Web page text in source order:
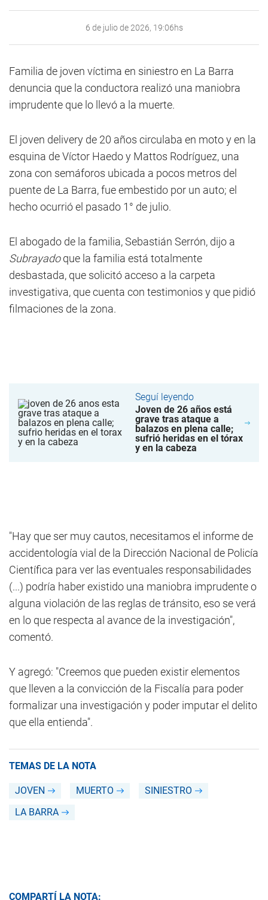
6 de julio de 2026, 19:06hs
Familia de joven víctima en siniestro en La Barra
denuncia que la conductora realizó una maniobra
imprudente que lo llevó a la muerte.
El joven delivery de 20 años circulaba en moto y en la
esquina de Víctor Haedo y Mattos Rodríguez, una
zona con semáforos ubicada a pocos metros del
puente de La Barra, fue embestido por un auto; el
hecho ocurrió el pasado 1° de julio.
El abogado de la familia, Sebastián Serrón, dijo a
Subrayadoque la familia está totalmente
desbastada, que solicitó acceso a la carpeta
investigativa, que cuenta con testimonios y que pidió
filmaciones de la zona.
Seguí leyendo
Joven de 26 años está
grave tras ataque a
balazos en plena calle;
sufrió heridas en el tórax
y en la cabeza
"Hay que ser muy cautos, necesitamos el informe de
accidentología vial de la Dirección Nacional de Policía
Científica para ver las eventuales responsabilidades
(...) podría haber existido una maniobra imprudente o
alguna violación de las reglas de tránsito, eso se verá
en lo que respecta al avance de la investigación",
comentó.
Y agregó: "Creemos que pueden existir elementos
que lleven a la convicción de la Fiscalía para poder
formalizar una investigación y poder imputar el delito
que ella entienda".
TEMAS DE LA NOTA
JOVEN MUERTO
SINIESTRO
LA BARRA
COMPARTÍ LA NOTA: